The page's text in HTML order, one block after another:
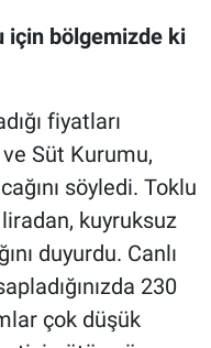
için bölgemizde ki
fiyatları
ve Süt Kurumu,
söyledi. Toklu
kuyruksuz
duyurdu. Canlı
230
çok düşük